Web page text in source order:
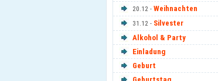
20.12 - Weihnachten
31.12 - Silvester
Alkohol & Party
Einladung
Geburt